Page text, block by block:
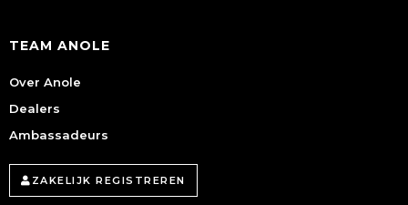
TEAM ANOLE
Over Anole
Dealers
Ambassadeurs
ZAKELIJK REGISTREREN